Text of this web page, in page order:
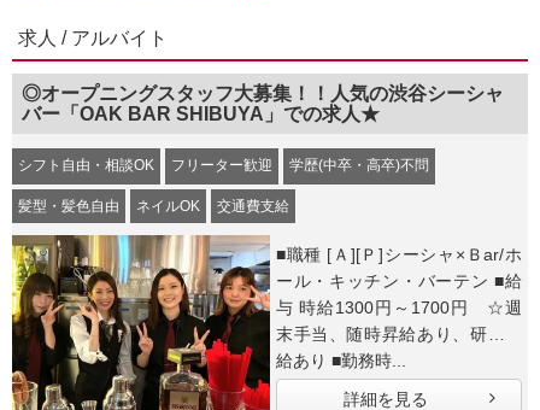
求人 / アルバイト
◎オープニングスタッフ大募集！！人気の渋谷シーシャ
バー「OAK BAR SHIBUYA」での求人★
シフト自由・相談OK フリーター歓迎 学歴(中卒・高卒)不問
髪型・髪色自由 ネイルOK 交通費支給
■職種 [Ａ][Ｐ]シーシャ×Ｂar/ホ
ール・キッチン・バーテン ■給
与 時給1300円～1700円 ☆週
末手当、随時昇給あり、研修時
給あり ■勤務時...
詳細を見る